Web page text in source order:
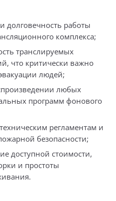
долговечность работы
комплекса;
транслируемых
что критически важно
людей;
любых
программ фонового
регламентам и
безопасности;
доступной стоимости,
и простоты